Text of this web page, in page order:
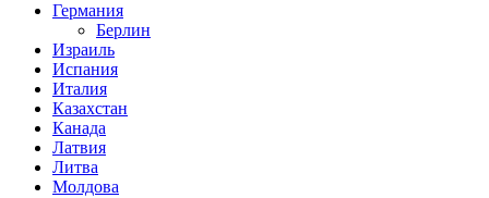
Германия
Берлин
Израиль
Испания
Италия
Казахстан
Канада
Латвия
Литва
Молдова